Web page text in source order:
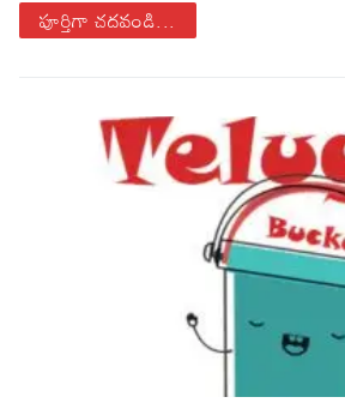
పూర్తిగా చదవండి...